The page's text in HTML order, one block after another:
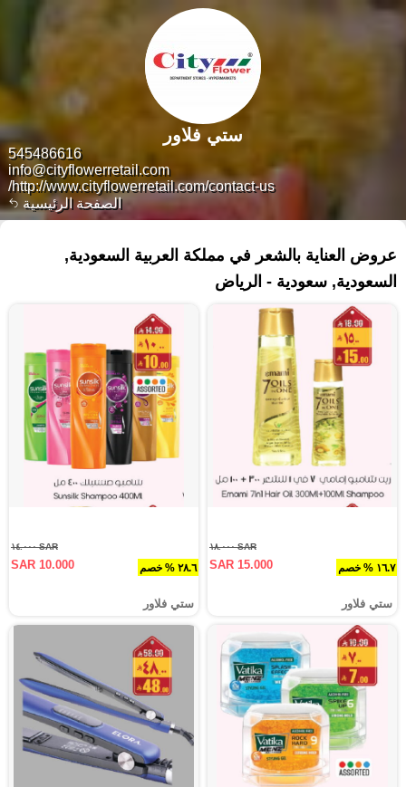
الصفحة الرئيسية
545486616
info@cityflowerretail.com
http://www.cityflowerretail.com/contact-us/
ستي فلاور
عروض العناية بالشعر في مملكة العربية السعودية,
السعودية, سعودية - الرياض
١٦.٧ % خصم
SAR ١٨.٠٠٠
SAR 15.000
ستي فلاور
٢٨.٦ % خصم
SAR ١٤.٠٠٠
SAR 10.000
ستي فلاور